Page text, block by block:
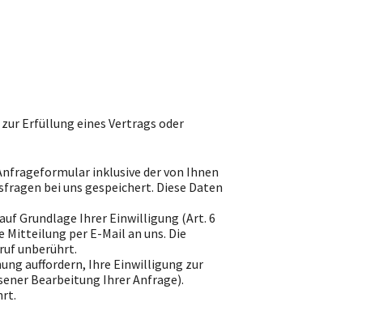
Erfüllung eines Vertrags oder
inklusive der von Ihnen
bei uns gespeichert. Diese Daten
Grundlage Ihrer Einwilligung (Art. 6
Mitteilung per E-Mail an uns. Die
unberührt.
auffordern, Ihre Einwilligung zur
Bearbeitung Ihrer Anfrage).